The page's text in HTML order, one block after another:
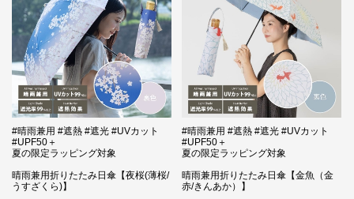
#晴雨兼用 #遮熱 #遮光 #UVカット
#UPF50＋
夏の限定ラッピング対象
晴雨兼用折りたたみ日傘【夜桜(薄桜/
うすざくら)】
#晴雨兼用 #遮熱 #遮光 #UVカット
#UPF50＋
夏の限定ラッピング対象
晴雨兼用折りたたみ日傘【金魚（金
赤/きんあか）】